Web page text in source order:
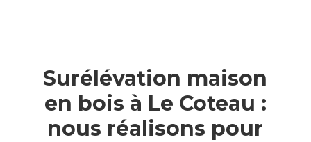
Surélévation maison
en bois à Le Coteau :
nous réalisons pour